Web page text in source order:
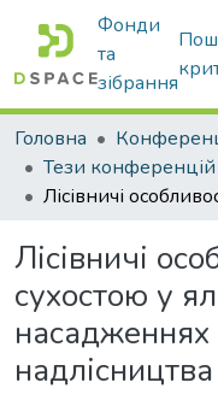
Фонди
та
зібрання
Головна
Тези
Лісівничі
сухостою у
насадженнях
надлісництва